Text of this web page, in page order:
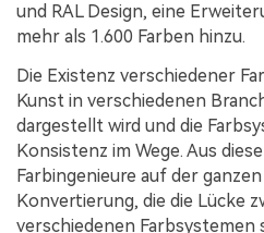
und RAL Design, eine
mehr als 1.600 Farben hinzu.
Die Existenz verschiedener
Kunst in verschiedenen
dargestellt wird und die
Konsistenz im Wege. Aus
Farbingenieure auf der
Konvertierung, die die Lücke
verschiedenen Farbsystemen